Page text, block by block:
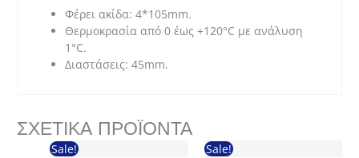
Φέρει ακίδα: 4*105mm.
Θερμοκρασία από 0 έως +120°C με ανάλυση
1°C.
Διαστάσεις: 45mm.
ΣΧΕΤΙΚΆ ΠΡΟΪΌΝΤΑ
Sale! Sale!